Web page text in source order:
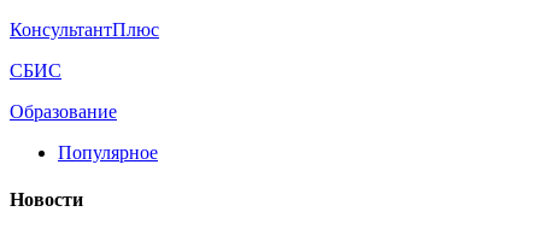
КонсультантПлюс
СБИС
Образование
Популярное
Новости